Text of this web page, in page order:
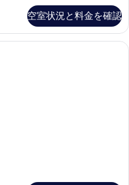
空室状況と料金を確認
プレミアム 4 人部屋 | 高級寝具、セ